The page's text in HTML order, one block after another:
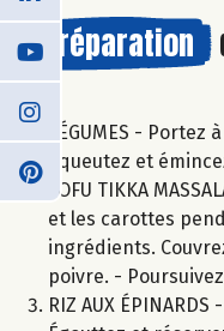
Préparation
LÉGUMES -
équeutez et
TOFU TIKKA
et les carottes
ingrédients.
poivre. -
RIZ AUX